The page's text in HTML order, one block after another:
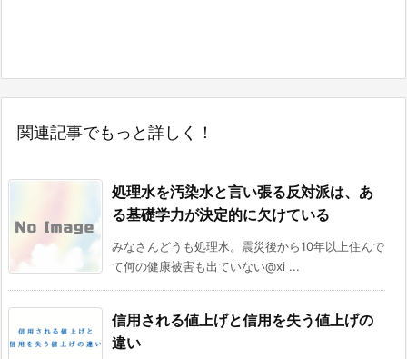
関連記事でもっと詳しく！
処理水を汚染水と言い張る反対派は、あ
る基礎学力が決定的に欠けている
みなさんどうも処理水。震災後から10年以上住んで
て何の健康被害も出ていない@xi ...
信用される値上げと信用を失う値上げの
違い